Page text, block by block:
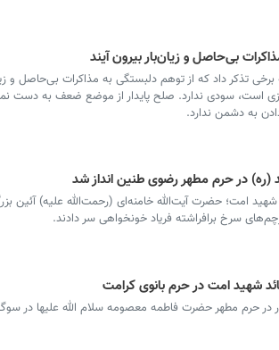
بی‌حاصل و زیان‌بار بیرون آیند
تذکر داد که از توهم دلبستگی به مذاکرات بی‌حاصل و
است، سودی ندارد. صلح پایدار از موضع ضعف به دست
به دشمن ندارد.
(ره) در حرم مطهر رضوی طنین انداز شد
امت؛ حضرت آیت‌الله خامنه‌ای (رحمت‌الله علیه) آئین
سرخ برافراشته فریاد خونخواهی سر دادند.
شهید امت در حرم بانوی کرامت
در حرم مطهر حضرت فاطمه معصومه سلام الله علیها در